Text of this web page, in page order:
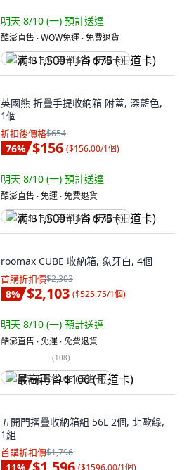
明天 8/10 (一) 預計送達
酷澎直售 ∙ WOW免運 ∙ 免費退貨
满 $1,500 再省 $75 (王道卡)
英國熊 折疊手提收納箱 附蓋, 深藍色,
1個
折扣後價格$654
76% $156 ($156.00/1個)
明天 8/10 (一) 預計送達
酷澎直售 ∙ 免運 ∙ 免費退貨
满 $1,500 再省 $75 (王道卡)
roomax CUBE 收納箱, 象牙白, 4個
首購折扣價$2,303
8% $2,103 ($525.75/1個)
明天 8/10 (一) 預計送達
酷澎直售 ∙ 免運 ∙ 免費退貨
(108)
最高再省 $106 (王道卡)
五開門摺疊收納箱組 56L 2個, 北歐綠,
1組
首購折扣價$1,796
($1596.00/1個)